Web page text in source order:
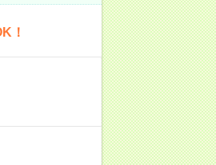
！